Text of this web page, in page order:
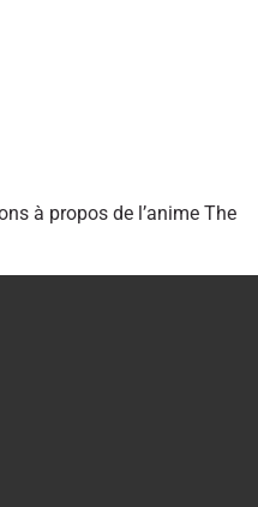
à propos de l’anime The